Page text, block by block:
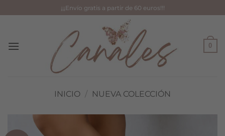
al
¡¡¡Envío gratis a partir de 60 euros!!!
0
INICIO / NUEVA COLECCIÓN